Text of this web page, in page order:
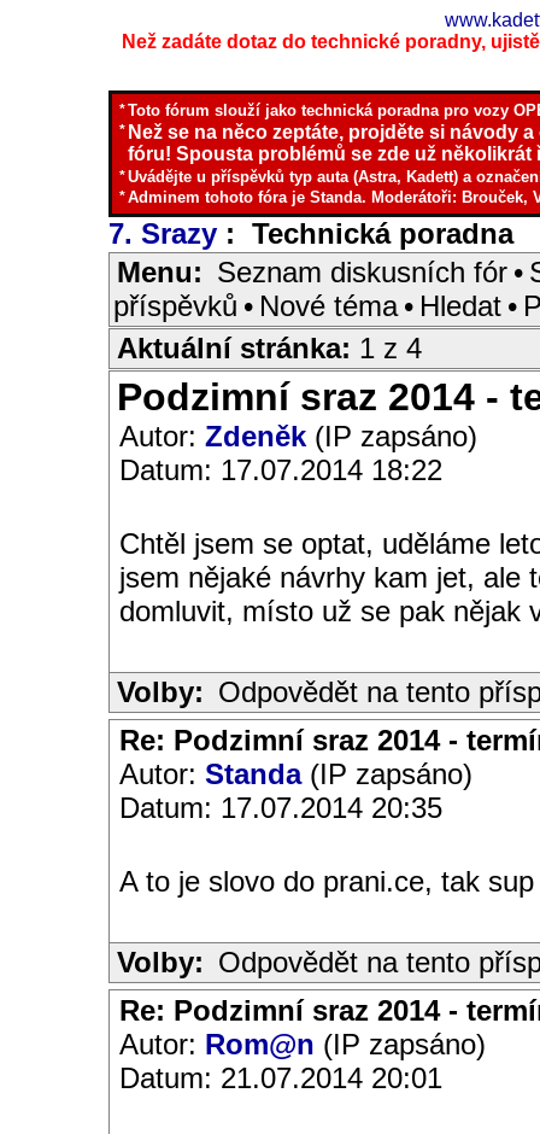
Než zadáte dotaz do technické poradny,
*Toto fórum slouží jako technická poradna pro vozy
* Než se na něco zeptáte, projděte si návody
fóru! Spousta problémů se zde už několikrát
*Uvádějte u příspěvků typ auta (Astra, Kadett) a
*Adminem tohoto fóra je Standa. Moderátoři: Brouček,
7. Srazy : Technická poradna
Menu: Seznam diskusních fór •
příspěvků • Nové téma • Hledat •
Aktuální stránka: 1 z 4
Podzimní sraz 2014 -
Autor: Zdeněk (IP zapsáno)
Datum: 17.07.2014 18:22
Chtěl jsem se optat, uděláme
jsem nějaké návrhy kam jet, ale
domluvit, místo už se pak nějak
Volby: Odpovědět na tento
Re: Podzimní sraz 2014 -
Autor: Standa(IP zapsáno)
Datum: 17.07.2014 20:35
A to je slovo do prani.ce, tak
Volby: Odpovědět na tento
Re: Podzimní sraz 2014 -
Autor: Rom@n (IP zapsáno)
Datum: 21.07.2014 20:01